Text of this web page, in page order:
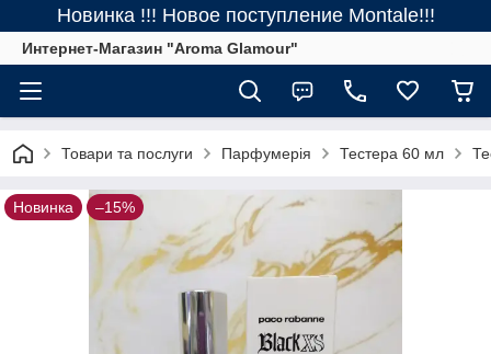
Новинка !!! Новое поступление Montale!!!
Интернет-Магазин "Aroma Glamour"
Товари та послуги Парфумерія Тестера 60 мл
Новинка –15%